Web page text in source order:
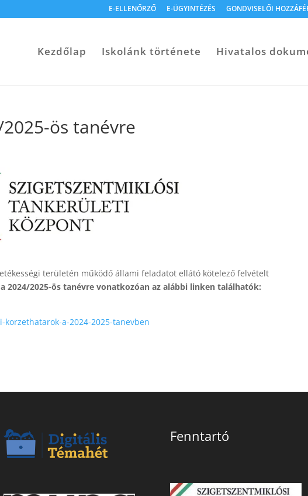
E-ELLENŐRZŐ E-ÜGYINTÉZÉS GONDVISELŐI
Kezdőlap Iskolánk története Hivatalos
ös tanévre
területén működő állami feladatot ellátó kötelező felvételt
2024/2025-ös tanévre vonatkozóan az alábbi linken találhatók:
korzethatarok-a-2024-2025-tanevben
Fenntartó